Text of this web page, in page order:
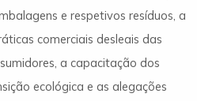
e respetivos resíduos, a
comerciais desleais das
a capacitação dos
ecológica e as alegações